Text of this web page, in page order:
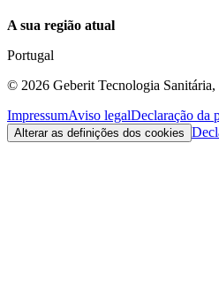
A sua região atual
Portugal
© 2026 Geberit Tecnologia
ImpressumAviso legalDeclaração da
Alterar as definições dos cookies